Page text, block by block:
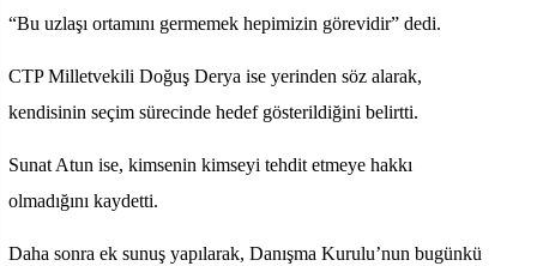
“Bu uzlaşı ortamını germemek hepimizin görevidir” dedi.
CTP Milletvekili Doğuş Derya ise yerinden söz alarak,
kendisinin seçim sürecinde hedef gösterildiğini belirtti.
Sunat Atun ise, kimsenin kimseyi tehdit etmeye hakkı
olmadığını kaydetti.
Daha sonra ek sunuş yapılarak, Danışma Kurulu’nun bugünkü